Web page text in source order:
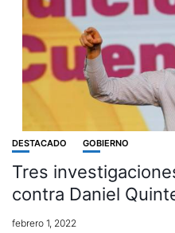
DESTACADO GOBIERNO
Tres
contra Daniel
febrero 1, 2022